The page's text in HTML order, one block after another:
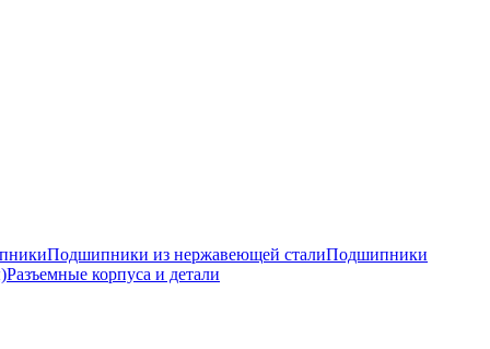
Подшипники из нержавеющей сталиПодшипники
Разъемные корпуса и детали